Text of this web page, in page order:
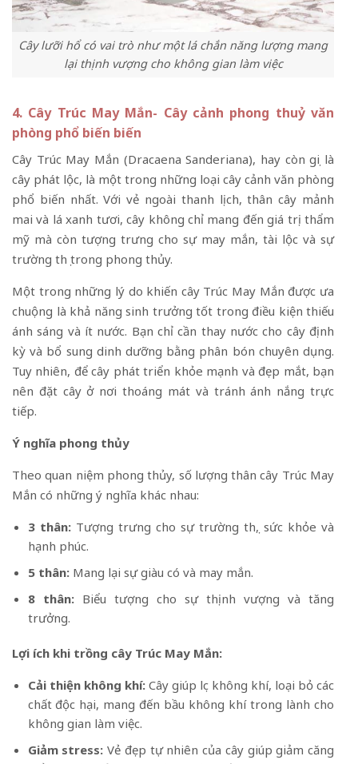
Cây lưỡi hổ có vai trò như một lá chắn năng lượng mang
lại thịnh vượng cho không gian làm việc
4. Cây Trúc May Mắn- Cây cảnh phong thuỷ văn
phòng phổ biến biến
Cây Trúc May Mắn (Dracaena Sanderiana), hay còn gọi là
cây phát lộc, là một trong những loại cây cảnh văn phòng
phổ biến nhất. Với vẻ ngoài thanh lịch, thân cây mảnh
mai và lá xanh tươi, cây không chỉ mang đến giá trị thẩm
mỹ mà còn tượng trưng cho sự may mắn, tài lộc và sự
trường thọ trong phong thủy.
Một trong những lý do khiến cây Trúc May Mắn được ưa
chuộng là khả năng sinh trưởng tốt trong điều kiện thiếu
ánh sáng và ít nước. Bạn chỉ cần thay nước cho cây định
kỳ và bổ sung dinh dưỡng bằng phân bón chuyên dụng.
Tuy nhiên, để cây phát triển khỏe mạnh và đẹp mắt, bạn
nên đặt cây ở nơi thoáng mát và tránh ánh nắng trực
tiếp.
Ý nghĩa phong thủy
Theo quan niệm phong thủy, số lượng thân cây Trúc May
Mắn có những ý nghĩa khác nhau:
3 thân:Tượng trưng cho sự trường thọ, sức khỏe và
hạnh phúc.
5 thân:Mang lại sự giàu có và may mắn.
8 thân:Biểu tượng cho sự thịnh vượng và tăng
trưởng.
Lợi ích khi trồng cây Trúc May Mắn:
Cải thiện không khí:Cây giúp lọc không khí, loại bỏ các
chất độc hại, mang đến bầu không khí trong lành cho
không gian làm việc.
Giảm stress: Vẻ đẹp tự nhiên của cây giúp giảm căng